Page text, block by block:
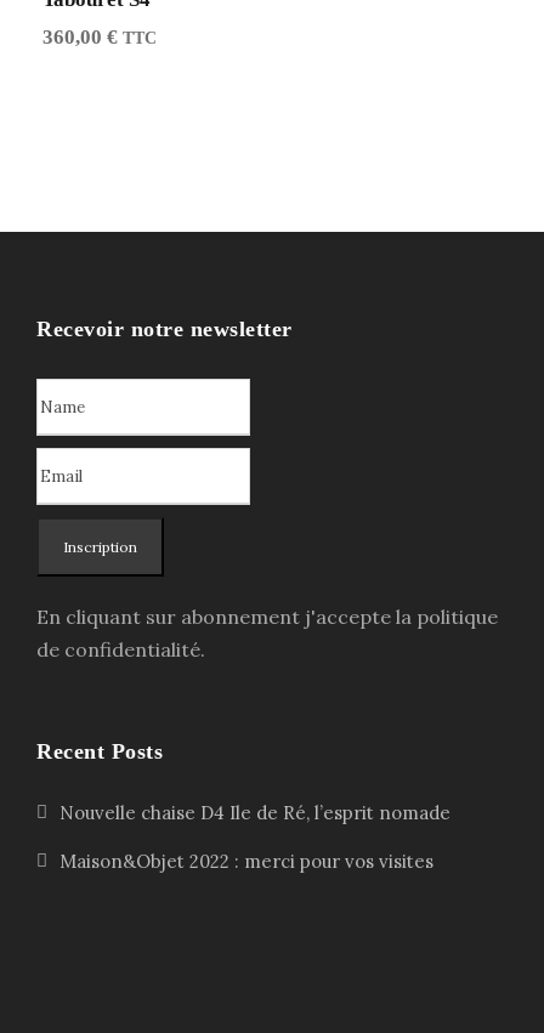
360,00 € TTC
Recevoir notre newsletter
Inscription
En cliquant sur abonnement j'accepte la politique
de confidentialité.
Recent Posts
Nouvelle chaise D4 Ile de Ré, l’esprit nomade
Maison&Objet 2022 : merci pour vos visites